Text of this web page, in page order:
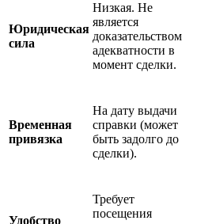
Юридическая
сила
Низкая. Не
является
доказательством
адекватности в
момент сделки.
Временная
привязка
На дату выдачи
справки (может
быть задолго до
сделки).
Удобство
Требует
посещения